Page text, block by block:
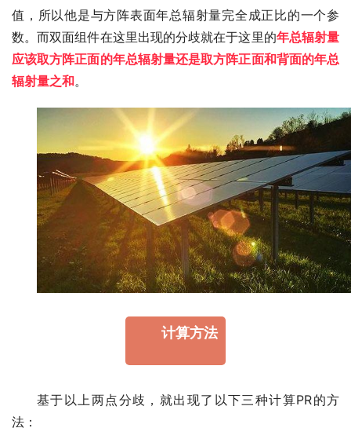
值，所以他是与方阵表面年总辐射量完全成正比的一个参
数。而双面组件在这里出现的分歧就在于这里的年总辐射量
应该取方阵正面的年总辐射量还是取方阵正面和背面的年总
辐射量之和。
计算方法
基于以上两点分歧，就出现了以下三种计算PR的方
法：